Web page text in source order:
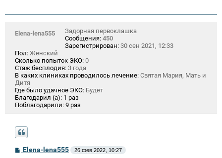
Elena-lena555
Задорная первоклашка
Сообщения: 450
Зарегистрирован: 30 сен 2021, 12:33
Пол: Женский
Сколько попыток ЭКО: 0
Стаж бесплодия: 3 года
В каких клиниках проводилось лечение: Святая Мария, Мать и
Дитя
Где было удачное ЭКО: Будет
Благодарил (а): 1 раз
Поблагодарили: 9 раз
С
о
Elena-lena555 26 фев 2022, 10:27